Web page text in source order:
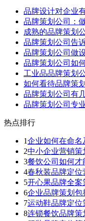
品牌设计对企业
品牌策划公司：
成熟的品牌策划
品牌策划公司告
品牌策划公司做
品牌策划公司如
工业品品牌策划
如何看待品牌策
品牌策划公司有
品牌策划公司专
热点排行
1企业如何在命名
2中小企业营销
3餐饮公司如何才
4春秋装品牌定位
5开心果品牌全案
6企业品牌策划包
7运动鞋品牌定位
8连锁餐饮品牌